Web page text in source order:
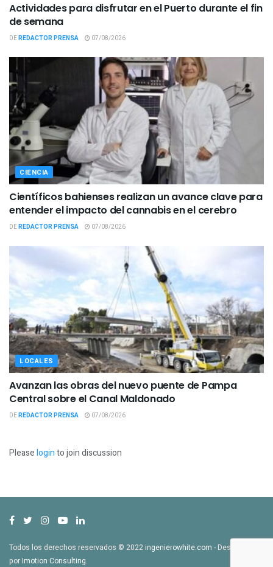
Actividades para disfrutar en el Puerto durante el fin
de semana
DEREDACTOR PRENSA 07/08/2026
CIENCIA
Científicos bahienses realizan un avance clave para
entender el impacto del cannabis en el cerebro
DEREDACTOR PRENSA 07/08/2026
LOCALES
Avanzan las obras del nuevo puente de Pampa
Central sobre el Canal Maldonado
DEREDACTOR PRENSA 07/08/2026
Pleaseloginto join discussion
Todos los derechos reservados © 2022ingenierowhite.com - Desarrollado
porImotion Consulting.